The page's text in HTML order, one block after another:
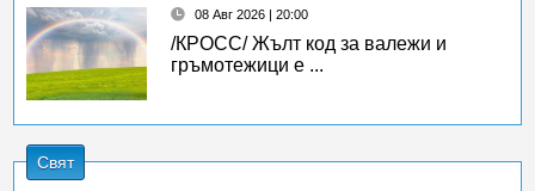
08 Авг 2026 | 20:00
/КРОСС/ Жълт код за валежи и
гръмотежици е ...
Свят